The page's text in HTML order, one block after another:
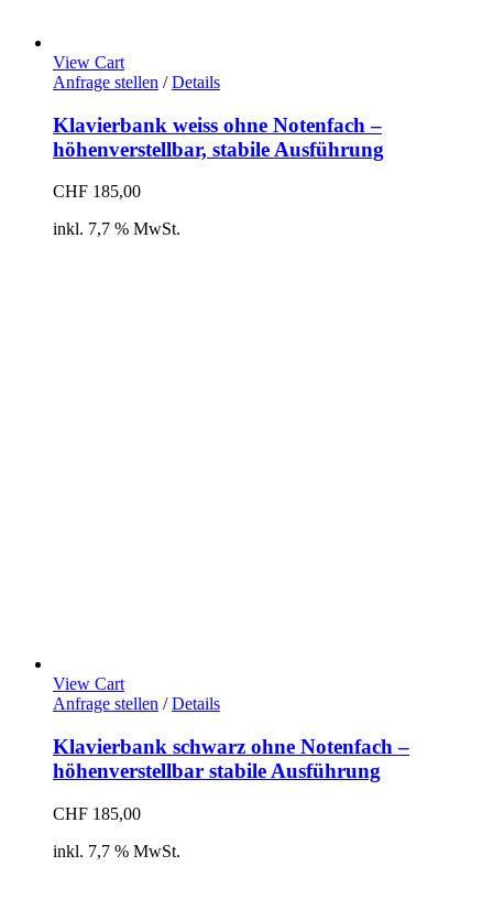
View Cart
Anfrage stellen / Details
Klavierbank weiss ohne Notenfach –
höhenverstellbar, stabile Ausführung
CHF 185,00
inkl. 7,7 % MwSt.
View Cart
Anfrage stellen / Details
Klavierbank schwarz ohne Notenfach –
höhenverstellbar stabile Ausführung
CHF 185,00
inkl. 7,7 % MwSt.